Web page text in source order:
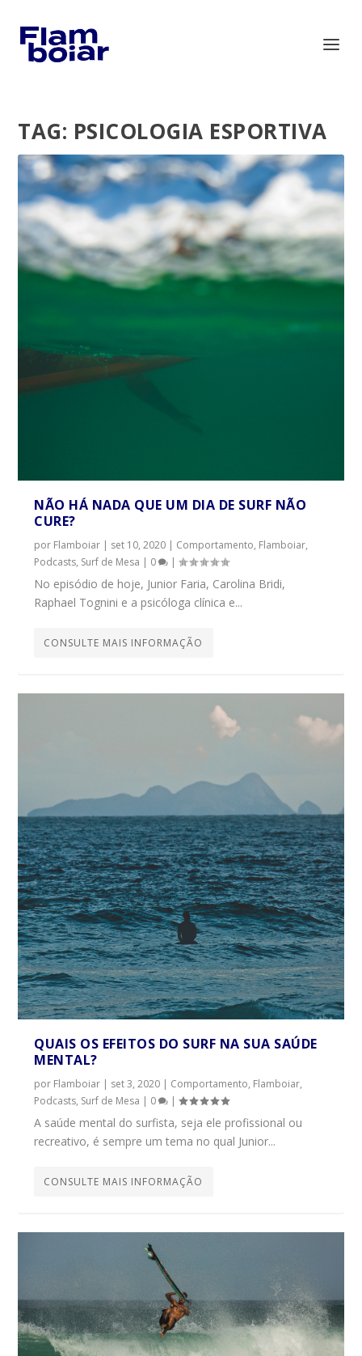
TAG: PSICOLOGIA ESPORTIVA
NÃO HÁ NADA QUE UM DIA DE SURF NÃO
CURE?
por Flamboiar | set 10, 2020 | Comportamento, Flamboiar,
Podcasts, Surf de Mesa | 0 |
No episódio de hoje, Junior Faria, Carolina Bridi,
Raphael Tognini e a psicóloga clínica e...
CONSULTE MAIS INFORMAÇÃO
QUAIS OS EFEITOS DO SURF NA SUA SAÚDE
MENTAL?
por Flamboiar | set 3, 2020 | Comportamento, Flamboiar,
Podcasts, Surf de Mesa | 0 |
A saúde mental do surfista, seja ele profissional ou
recreativo, é sempre um tema no qual Junior...
CONSULTE MAIS INFORMAÇÃO